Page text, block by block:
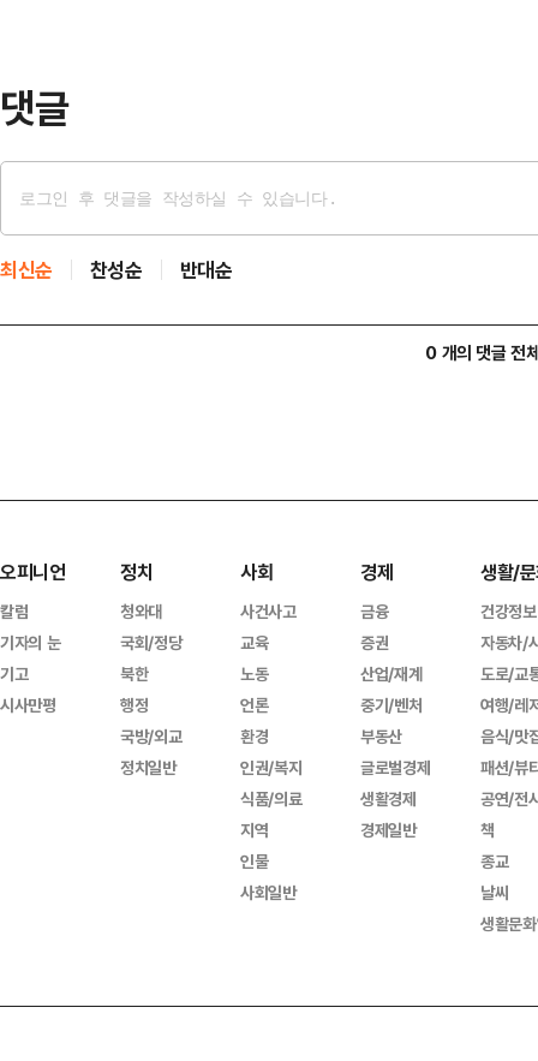
댓글
최신순 찬성순 반대순
0 개의 댓글 전
오피니언
칼럼
기자의 눈
기고
시사만평
정치
청와대
국회/정당
북한
행정
국방/외교
정치일반
사회
사건사고
교육
노동
언론
환경
인권/복지
식품/의료
지역
인물
사회일반
경제
금융
증권
산업/재계
중기/벤처
부동산
글로벌경제
생활경제
경제일반
생활/
건강정보
자동차/
도로/교
여행/레
음식/맛
패션/뷰
공연/전
책
종교
날씨
생활문